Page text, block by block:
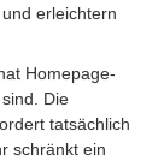
erleichtern
Homepage-
Die
tatsächlich
schränkt ein